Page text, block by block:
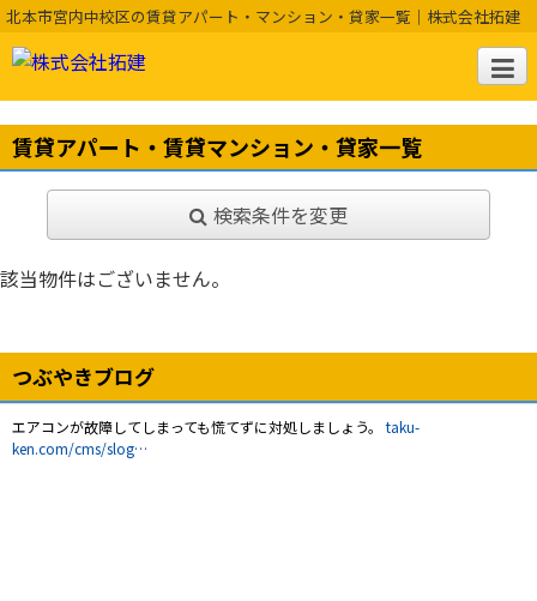
北本市宮内中校区の賃貸アパート・マンション・貸家一覧｜株式会社拓建
賃貸アパート・賃貸マンション・貸家一覧
検索条件を変更
該当物件はございません。
つぶやきブログ